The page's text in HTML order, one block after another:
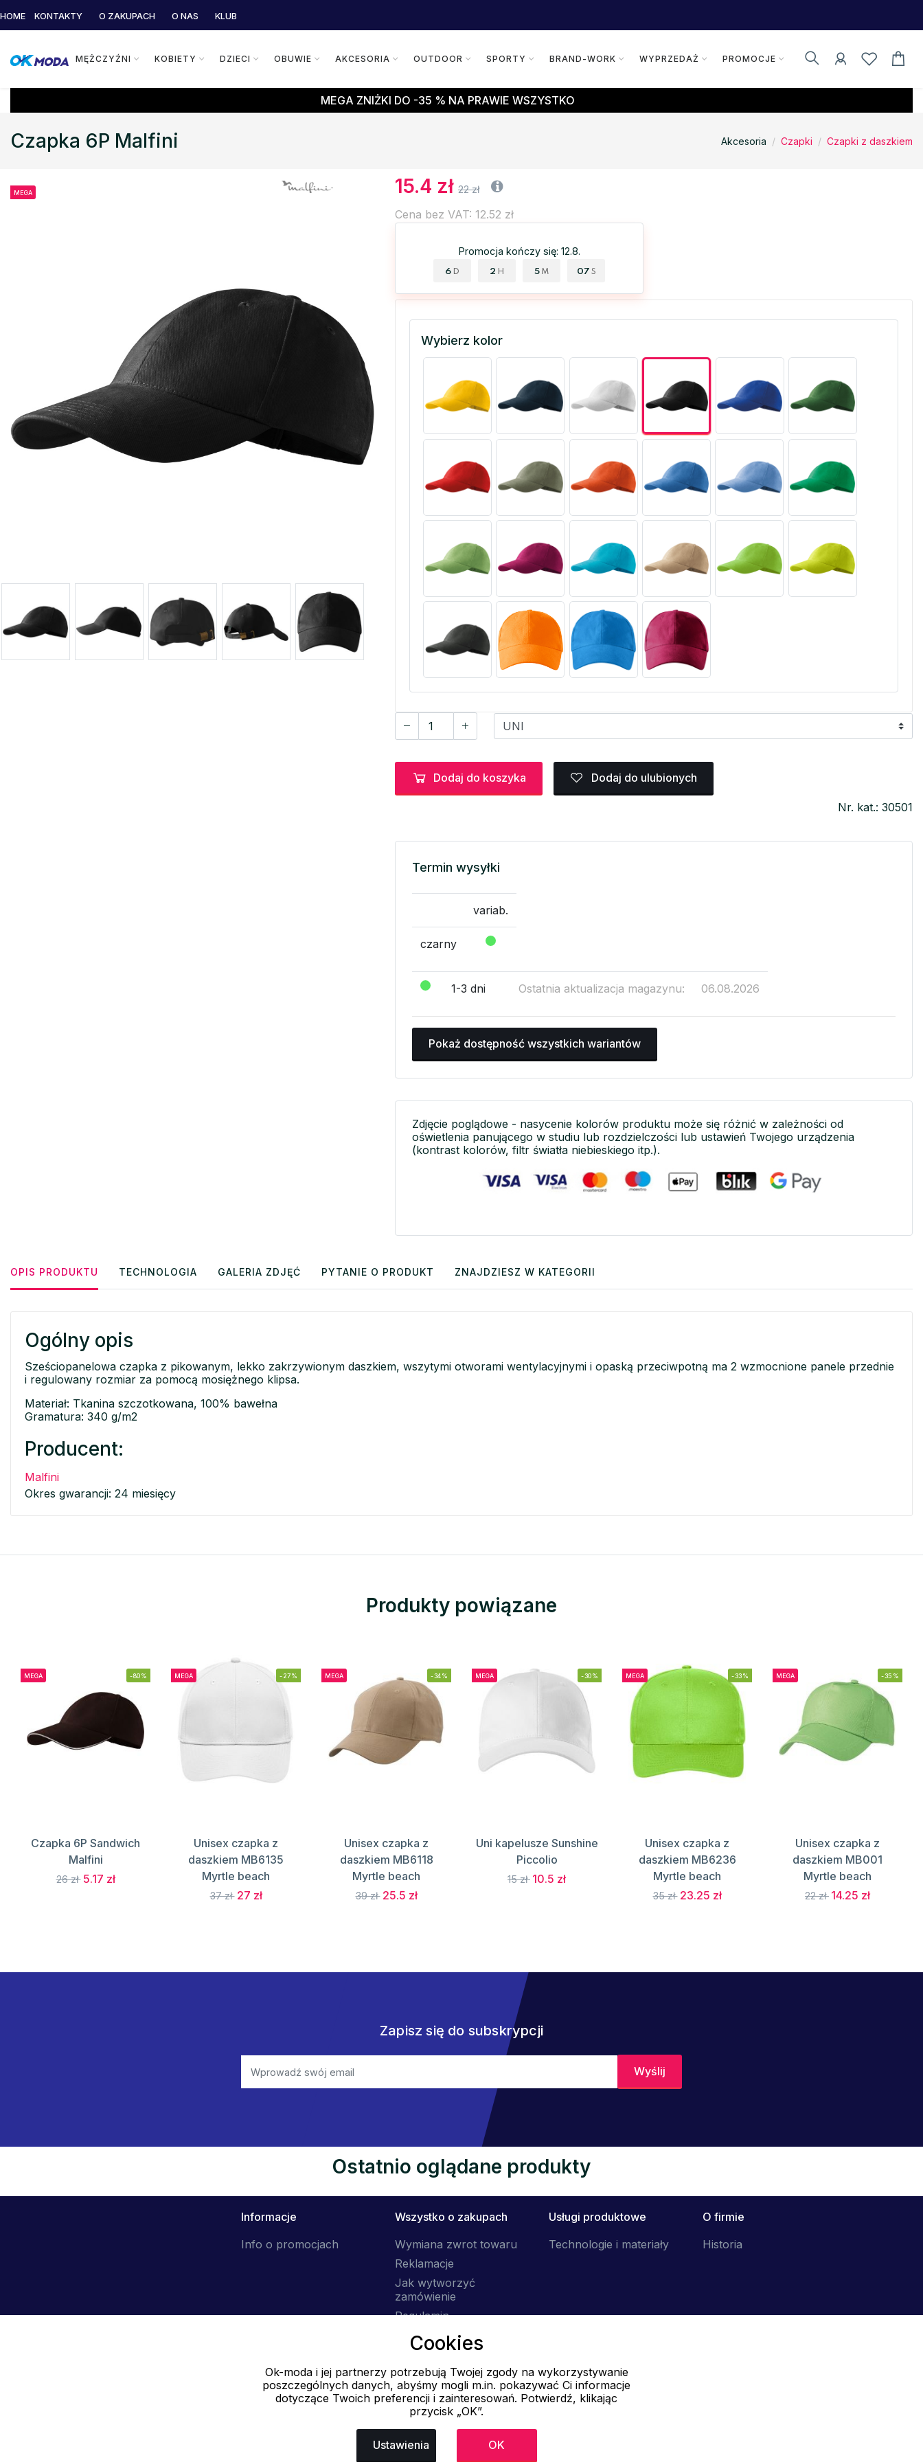
HOME KONTAKTY O ZAKUPACH O NAS KLUB
MĘŻCZYŹNI KOBIETY DZIECI OBUWIE AKCESORIA OUTDOOR SPORTY BRAND-WORK WYPRZEDAŻ PROMOCJE
MEGA ZNIŻKI DO -35 % NA PRAWIE WSZYSTKO
Czapka 6P Malfini Akcesoria Czapki Czapki z daszkiem
MEGA 15.4 zł 22 zł
Cena bez VAT: 12.52 zł
Promocja kończy się: 12.8.
6 D 2 H 5 M 06 S
Wybierz kolor
Dodaj do koszyka Dodaj do ulubionych
Nr. kat.: 30501
Termin wysyłki
variab.
czarny
1-3 dni Ostatnia aktualizacja magazynu: 06.08.2026
Pokaż dostępność wszystkich wariantów
Zdjęcie poglądowe - nasycenie kolorów produktu może się różnić w zależności od
oświetlenia panującego w studiu lub rozdzielczości lub ustawień Twojego urządzenia
(kontrast kolorów, filtr światła niebieskiego itp.).
OPIS PRODUKTU TECHNOLOGIA GALERIA ZDJĘĆ PYTANIE O PRODUKT ZNAJDZIESZ W KATEGORII
Ogólny opis
Sześciopanelowa czapka z pikowanym, lekko zakrzywionym daszkiem, wszytymi otworami wentylacyjnymi i opaską przeciwpotną ma 2 wzmocnione panele przednie
i regulowany rozmiar za pomocą mosiężnego klipsa.
Materiał: Tkanina szczotkowana, 100% bawełna
Gramatura: 340 g/m2
Producent:
Malfini
Okres gwarancji: 24 miesięcy
Produkty powiązane
MEGA -80%
Czapka 6P Sandwich
Malfini
26 zł 5.17 zł
MEGA -27%
Unisex czapka z
daszkiem MB6135
Myrtle beach
37 zł 27 zł
MEGA -34%
Unisex czapka z
daszkiem MB6118
Myrtle beach
39 zł 25.5 zł
MEGA -30%
Uni kapelusze Sunshine
Piccolio
15 zł 10.5 zł
MEGA -33%
Unisex czapka z
daszkiem MB6236
Myrtle beach
35 zł 23.25 zł
MEGA -35%
Unisex czapka z
daszkiem MB001
Myrtle beach
22 zł 14.25 zł
Zapisz się do subskrypcji
Ostatnio oglądane produkty
Informacje
Info o promocjach
Wszystko o zakupach
Wymiana zwrot towaru
Reklamacje
Jak wytworzyć
zamówienie
Regulamin
Dostawa
Usługi produktowe
Technologie i materiały
O firmie
Historia
E-mail
Online
info@ok-moda.pl
Cookies
Ok-moda i jej partnerzy potrzebują Twojej zgody na wykorzystywanie
poszczególnych danych, abyśmy mogli m.in. pokazywać Ci informacje
dotyczące Twoich preferencji i zainteresowań. Potwierdź, klikając
przycisk „OK”.
Ustawienia OK